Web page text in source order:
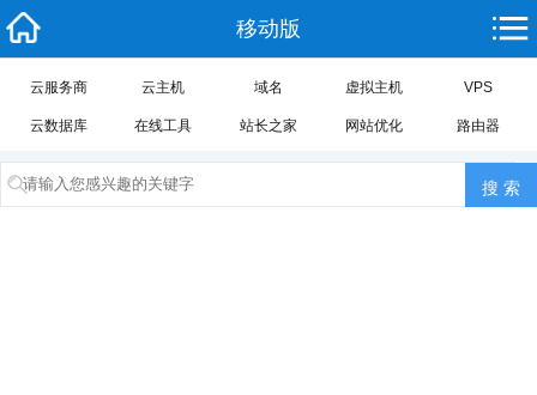
移动版
云服务商 云主机 域名 虚拟主机 VPS
云数据库 在线工具 站长之家 网站优化 路由器